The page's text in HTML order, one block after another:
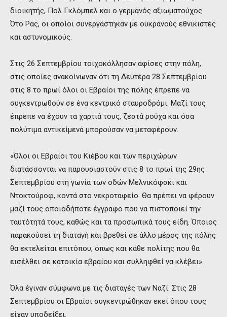
διοικητής, Πολ Γκλόμπελ και ο γερμανός αξιωματούχος
Ότο Ρας, οι οποίοι συνεργάστηκαν με ουκρανούς εθνικιστές
και αστυνομικούς.
Στις 26 Σεπτεμβρίου τοιχοκόλλησαν αφίσες στην πόλη,
στις οποίες ανακοίνωναν ότι τη Δευτέρα 28 Σεπτεμβρίου
στις 8 το πρωί όλοι οι Εβραίοι της πόλης έπρεπε να
συγκεντρωθούν σε ένα κεντρικό σταυροδρόμι. Μαζί τους
έπρεπε να έχουν τα χαρτιά τους, ζεστά ρούχα και όσα
πολύτιμα αντικείμενά μπορούσαν να μεταφέρουν.
«Όλοι οι Εβραίοι του Κιέβου και των περιχώρων
διατάσσονται να παρουσιαστούν στις 8 το πρωί της 29ης
Σεπτεμβρίου στη γωνία των οδών Μελνικόφσκι και
Ντοκτούροφ, κοντά στο νεκροταφείο. Θα πρέπει να φέρουν
μαζί τους οποιοδήποτε έγγραφο που να πιστοποιεί την
ταυτότητά τους, καθώς και τα προσωπικά τους είδη. Όποιος
παρακούσει τη διαταγή και βρεθεί σε άλλο μέρος της πόλης
θα εκτελείται επιτόπου, όπως και κάθε πολίτης που θα
εισέλθει σε κατοικία εβραίου και συλληφθεί να κλέβει».
Όλα έγιναν σύμφωνα με τις διαταγές των Ναζί. Στις 28
Σεπτεμβρίου οι Εβραίοι συγκεντρώθηκαν εκεί όπου τους
είχαν υποδείξει.